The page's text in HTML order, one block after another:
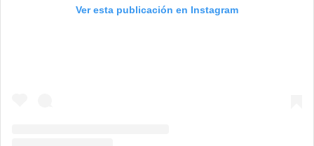
Ver esta publicación en Instagram